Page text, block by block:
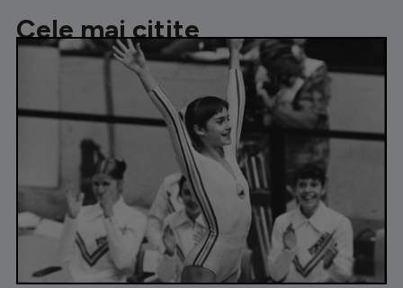
Cele mai citite